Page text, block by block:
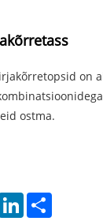
on
ostma.
LinkedIn